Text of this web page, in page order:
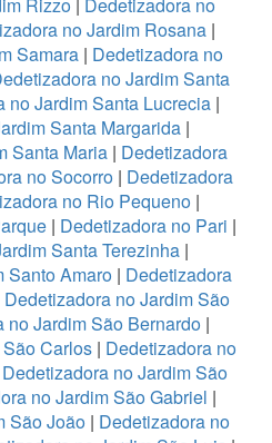
no Jardim Rosana |
Samara | Dedetizadora no
no Jardim Santa
no Jardim Santa Lucrecia|
Santa Margarida |
Santa Maria | Dedetizadora
no Socorro| Dedetizadora
no Rio Pequeno|
| Dedetizadora no Pari |
Santa Terezinha |
Santo Amaro| Dedetizadora
Dedetizadora no Jardim São
no Jardim São Bernardo|
Carlos | Dedetizadora no
Dedetizadora no Jardim São
no Jardim São Gabriel |
São João | Dedetizadora no